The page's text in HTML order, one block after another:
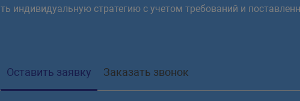
индивидуальную стратегию с учетом требований и
Оставить заявку Заказать звонок